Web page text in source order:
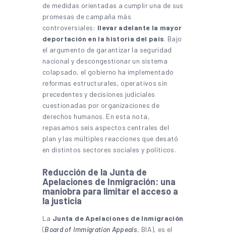
de medidas orientadas a cumplir una de sus
promesas de campaña más
controversiales: llevar adelante la mayor
deportación en la historia del país. Bajo
el argumento de garantizar la seguridad
nacional y descongestionar un sistema
colapsado, el gobierno ha implementado
reformas estructurales, operativos sin
precedentes y decisiones judiciales
cuestionadas por organizaciones de
derechos humanos. En esta nota,
repasamos seis aspectos centrales del
plan y las múltiples reacciones que desató
en distintos sectores sociales y políticos.
Reducción de la Junta de
Apelaciones de Inmigración: una
maniobra para limitar el acceso a
la justicia
La Junta de Apelaciones de Inmigración
(Board of Immigration Appeals, BIA), es el